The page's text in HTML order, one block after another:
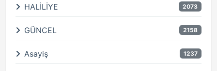
HALİLİYE 2073
GÜNCEL 2158
Asayiş 1237